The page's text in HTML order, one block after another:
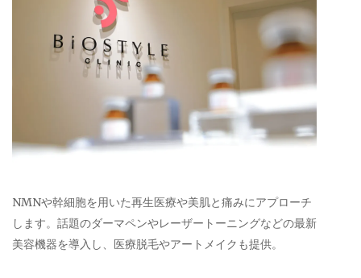
NMNや幹細胞を用いた再生医療や美肌と痛みにアプローチ
します。話題のダーマペンやレーザートーニングなどの最新
美容機器を導入し、医療脱毛やアートメイクも提供。